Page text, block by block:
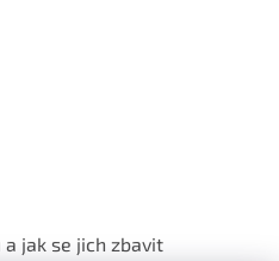
jak se jich zbavit